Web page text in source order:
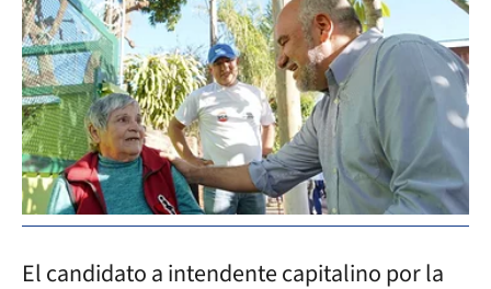
El candidato a intendente capitalino por la